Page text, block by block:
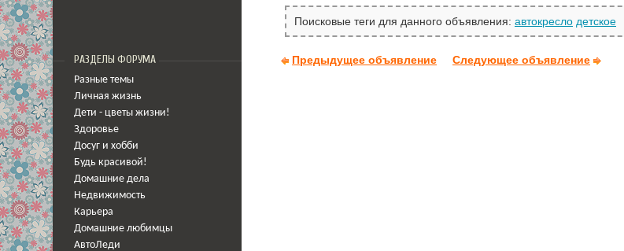
РАЗДЕЛЫ ФОРУМА
Разные темы
Личная жизнь
Дети - цветы жизни!
Здоровье
Досуг и хобби
Будь красивой!
Домашние дела
Недвижимость
Карьера
Домашние любимцы
АвтоЛеди
Поисковые теги для данного объявления: автокресло детское
Предыдущее объявление Следующее объявление